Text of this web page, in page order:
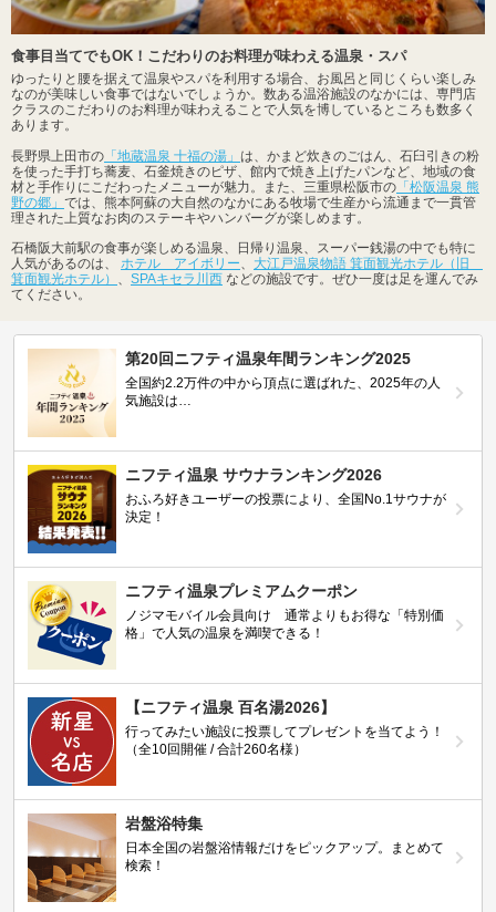
食事目当てでもOK！こだわりのお料理が味わえる温泉・スパ
ゆったりと腰を据えて温泉やスパを利用する場合、お風呂と同じくらい楽しみ
なのが美味しい食事ではないでしょうか。数ある温浴施設のなかには、専門店
クラスのこだわりのお料理が味わえることで人気を博しているところも数多く
あります。
長野県上田市の 「地蔵温泉 十福の湯」 は、かまど炊きのごはん、石臼引きの粉
を使った手打ち蕎麦、石釜焼きのピザ、館内で焼き上げたパンなど、地域の食
材と手作りにこだわったメニューが魅力。また、三重県松阪市の 「松阪温泉 熊
野の郷」 では、熊本阿蘇の大自然のなかにある牧場で生産から流通まで一貫管
理された上質なお肉のステーキやハンバーグが楽しめます。
石橋阪大前駅の食事が楽しめる温泉、日帰り温泉、スーパー銭湯の中でも特に
人気があるのは、 ホテル アイボリー
大江戸温泉物語 箕面観光ホテル（旧
箕面観光ホテル）
SPAキセラ川西 などの施設です。ぜひ一度は足を運んでみ
てください。
第20回ニフティ温泉年間ランキング2025
全国約2.2万件の中から頂点に選ばれた、2025年の人
気施設は…
ニフティ温泉 サウナランキング2026
おふろ好きユーザーの投票により、全国No.1サウナが
決定！
ニフティ温泉プレミアムクーポン
ノジマモバイル会員向け 通常よりもお得な「特別価
格」で人気の温泉を満喫できる！
【ニフティ温泉 百名湯2026】
行ってみたい施設に投票してプレゼントを当てよう！
（全10回開催 / 合計260名様）
岩盤浴特集
日本全国の岩盤浴情報だけをピックアップ。まとめて
検索！